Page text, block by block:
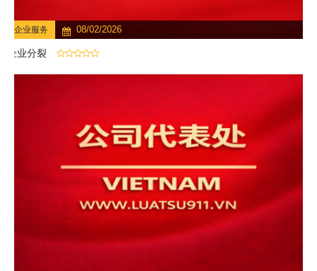
企业服务 08/02/2026
企业分裂